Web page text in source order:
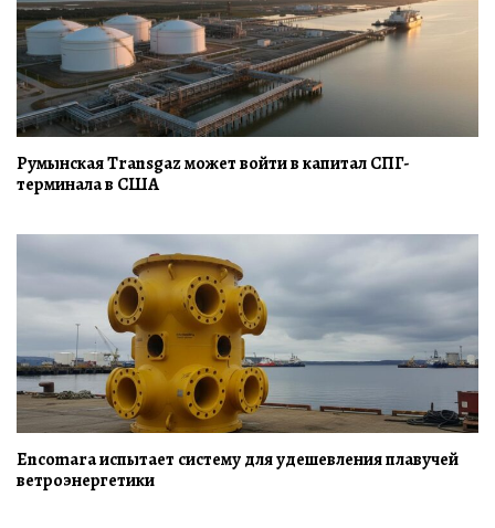
Румынская Transgaz может войти в капитал СПГ-
терминала в США
Encomara испытает систему для удешевления плавучей
ветроэнергетики